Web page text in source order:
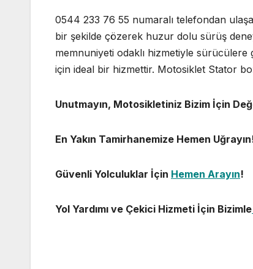
0544 233 76 55 numaralı telefondan
bir şekilde çözerek huzur dolu sürüş
memnuniyeti odaklı hizmetiyle
için ideal bir hizmettir. Motosiklet Stator
Unutmayın, Motosikletiniz Bizim İçin
En Yakın Tamirhanemize Hemen
Güvenli Yolculuklar İçin Hemen Arayın!
Yol Yardımı ve Çekici Hizmeti İçin Bizimle